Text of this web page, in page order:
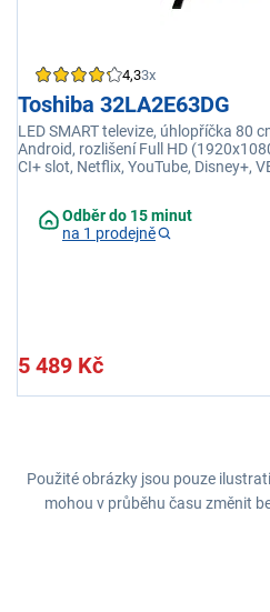
4,33x
Toshiba 32LA2E63DG
LED SMART televize, úhlopříčka 80
Android, rozlišení Full HD
CI+ slot, Netflix, YouTube, Disney+,
Odběr do 15 minut
na 1 prodejně
5 489 Kč
Použité obrázky jsou pouze
mohou v průběhu času změnit